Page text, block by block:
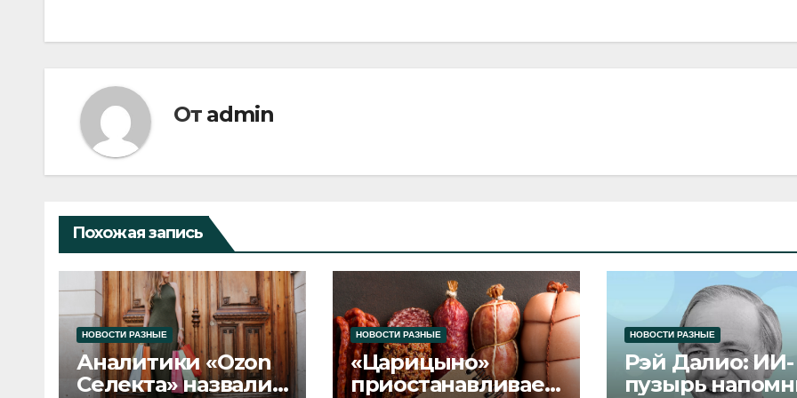
записям
От admin
Похожая запись
НОВОСТИ РАЗНЫЕ
Аналитики «Ozon
Селекта» назвали
НОВОСТИ РАЗНЫЕ
«Царицыно»
приостанавливает
НОВОСТИ РАЗНЫЕ
Рэй Далио: ИИ-
пузырь